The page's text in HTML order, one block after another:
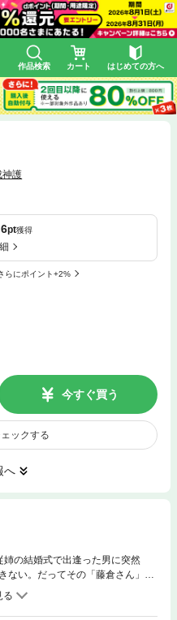
作品検索 カート はじめての方へ
神護
6pt獲得
らにポイント+2%
今すぐ買う
ックする
へ
の結婚式で出逢った男に突然
ない。だってその「藤倉さん」は
て、男前で…コドモを相手にする
ホテル!?